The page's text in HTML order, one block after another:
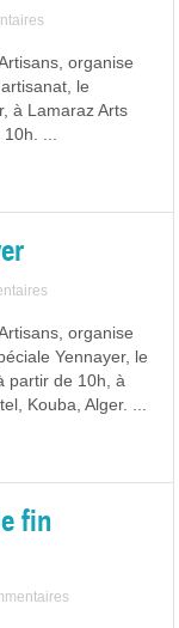
organise
le
à Lamaraz Arts
...
organise
Yennayer, le
partir de 10h, à
Kouba, Alger. ...
fin